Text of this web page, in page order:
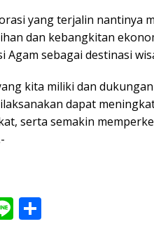
yang terjalin nantinya
dan kebangkitan
Agam sebagai destinasi
kita miliki dan
dapat
serta semakin
Li